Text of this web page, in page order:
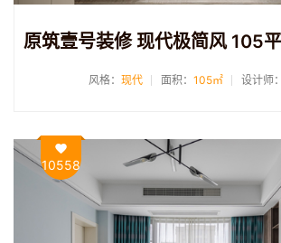
风格： 现代 面积： 105㎡ 设计师：
10558